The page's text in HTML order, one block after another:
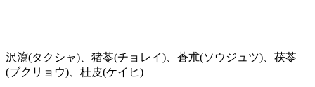
沢瀉(タクシャ)、猪苓(チョレイ)、蒼朮(ソウジュツ)、茯苓
(ブクリョウ)、桂皮(ケイヒ)